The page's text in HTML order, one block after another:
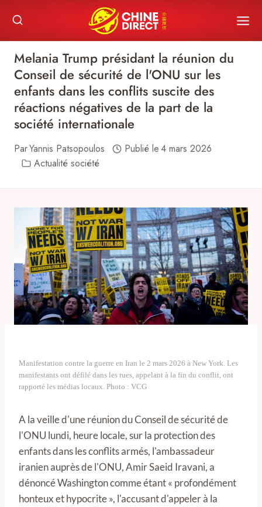
content
Melania Trump présidant la réunion du
Conseil de sécurité de l'ONU sur les
enfants dans les conflits suscite des
réactions négatives de la part de la
société internationale
ParYannis Patsopoulos Publié le4 mars 2026
Actualité société
Manifestation contre la guerre en Iran le 2 mars 2026 à New York. Les
manifestants ont défilé dans les rues, appelant à la fin du conflit, ont
rapporté les médias locaux. Photo : VCG
A la veille d'une réunion du Conseil de sécurité de
l'ONU lundi, heure locale, sur la protection des
enfants dans les conflits armés, l'ambassadeur
iranien auprès de l'ONU, Amir Saeid Iravani, a
dénoncé Washington comme étant « profondément
honteux et hypocrite », l'accusant d'appeler à la